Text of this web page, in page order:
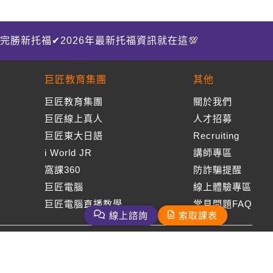
完勝新托福✔2026年最新托福資訊就在這💯
巨匠教育集團
巨匠教育集團
巨匠線上真人
巨匠東大日語
i World JR
窩課360
巨匠電腦
巨匠電腦直播教學
其他
關於我們
人才招募
Recruiting
講師專區
防詐騙提醒
線上體驗專區
常見問題FAQ
線上諮詢 索取課表